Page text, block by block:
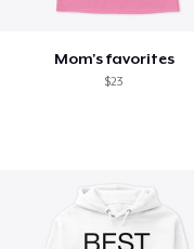
Mom's favorites
$23